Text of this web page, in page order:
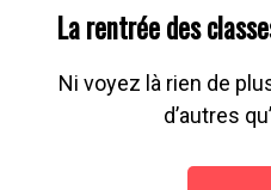
La rentrée des
Ni voyez là rien de
d’autres